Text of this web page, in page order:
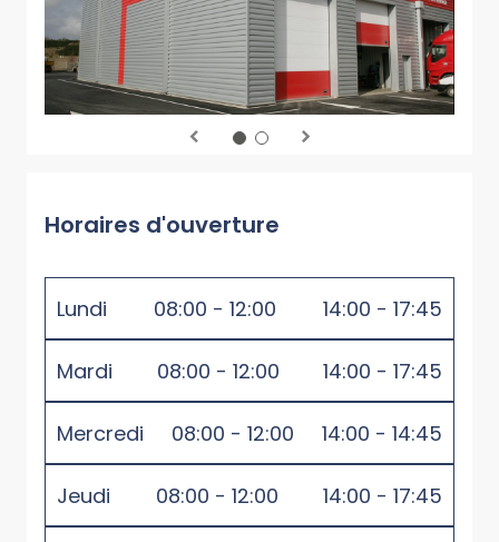
Horaires d'ouverture
Lundi 08:00 - 12:00 14:00 - 17:45
Mardi 08:00 - 12:00 14:00 - 17:45
Mercredi 08:00 - 12:00 14:00 - 14:45
Jeudi 08:00 - 12:00 14:00 - 17:45